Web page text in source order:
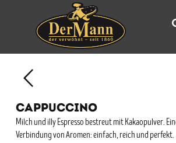
BROTWAY
CAPPUCCINO
Milch und illy Espresso bestreut mit Kakaopulver.
Verbindung von Aromen: einfach, reich und perfekt.